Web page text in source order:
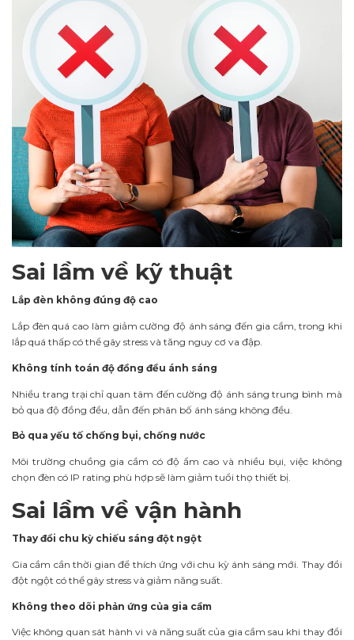
Sai lầm về kỹ thuật
Lắp đèn không đúng độ cao
Lắp đèn quá cao làm giảm cường độ ánh sáng đến gia cầm, trong khi
lắp quá thấp có thể gây stress và tăng nguy cơ va đập.
Không tính toán độ đồng đều ánh sáng
Nhiều trang trại chỉ quan tâm đến cường độ ánh sáng trung bình mà
bỏ qua độ đồng đều, dẫn đến phân bố ánh sáng không đều.
Bỏ qua yếu tố chống bụi, chống nước
Môi trường chuồng gia cầm có độ ẩm cao và nhiều bụi, việc không
chọn đèn có IP rating phù hợp sẽ làm giảm tuổi thọ thiết bị.
Sai lầm về vận hành
Thay đổi chu kỳ chiếu sáng đột ngột
Gia cầm cần thời gian để thích ứng với chu kỳ ánh sáng mới. Thay đổi
đột ngột có thể gây stress và giảm năng suất.
Không theo dõi phản ứng của gia cầm
Việc không quan sát hành vi và năng suất của gia cầm sau khi thay đổi